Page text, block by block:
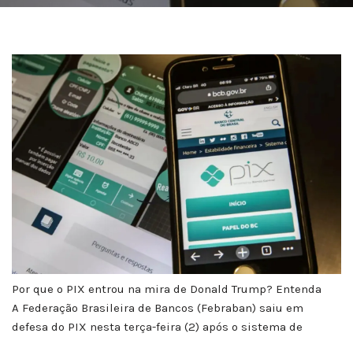
Por que o PIX entrou na mira de Donald Trump? Entenda
A Federação Brasileira de Bancos (Febraban) saiu em
defesa do PIX nesta terça-feira (2) após o sistema de